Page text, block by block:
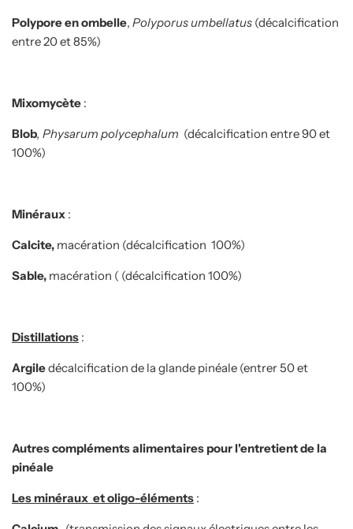
Polypore en ombelle, Polyporus umbellatus (décalcification
entre 20 et 85%)
Mixomycète :
Blob, Physarum polycephalum (décalcification entre 90 et
100%)
Minéraux :
Calcite, macération (décalcification 100%)
Sable, macération ( (décalcification 100%)
Distillations :
Argiledécalcification de la glande pinéale (entrer 50 et
100%)
Autres compléments alimentaires pour l'entretient de la
pinéale
Les minéraux et oligo-éléments :